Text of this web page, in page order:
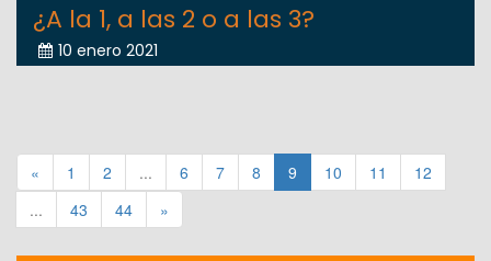
¿A la 1, a las 2 o a las 3?
10 enero 2021
« 1 2 ... 6 7 8 9 10 11
12
...
43 44 »